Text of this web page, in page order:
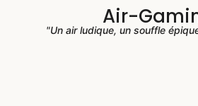
Air-
"Un air ludique, un souffle